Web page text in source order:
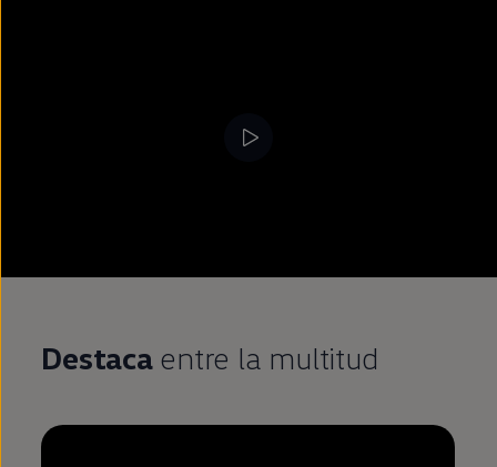
Destacaentre la multitud